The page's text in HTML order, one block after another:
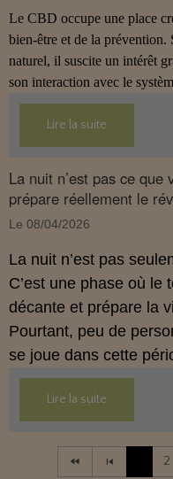
Le CBD occupe une place
bien‑être et de la
naturel, il suscite un intérêt
son interaction avec le
propose une mise au point
réglementation française de
Lire la suite
La nuit n’est pas ce
prépare réellement le
Le 08/04/2026
La nuit n’est pas
C’est une phase où le
décante et prépare la
Pourtant, peu de
se joue dans cette
Lire la suite
2